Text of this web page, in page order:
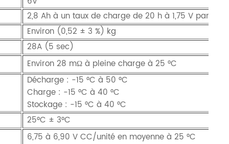
2,8 Ah à un taux de charge de 20 h à 1,75 V par
Environ (0,52 ± 3 %) kg
28A (5 sec)
Environ 28 mΩ à pleine charge à 25 °C
Décharge : -15 °C à 50 °C
Charge : -15 °C à 40 °C
Stockage : -15 °C à 40 °C
25°C ± 3°C
6,75 à 6,90 V CC/unité en moyenne à 25 °C